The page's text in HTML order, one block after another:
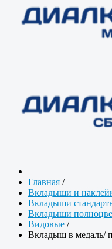
Главная /
Вкладыши и
Вкладыши
Вкладыши
Видовые /
Вкладыш в медаль/